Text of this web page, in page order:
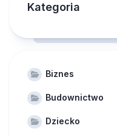
Kategoria
Biznes
Budownictwo
Dziecko